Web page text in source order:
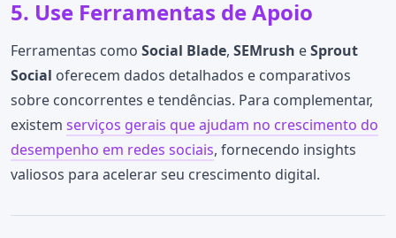
5. Use Ferramentas de Apoio
Ferramentas como Social Blade, SEMrush eSprout
Social oferecem dados detalhados e comparativos
sobre concorrentes e tendências. Para complementar,
existem serviços gerais que ajudam no crescimento do
desempenho em redes sociais, fornecendo insights
valiosos para acelerar seu crescimento digital.